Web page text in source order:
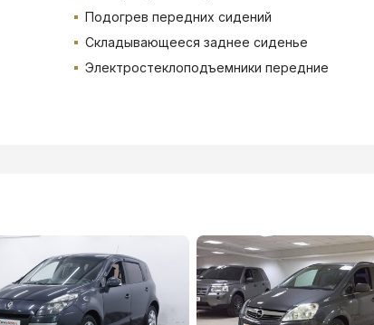
Подогрев передних сидений
Складывающееся заднее сиденье
Электростеклоподъемники передние
ТИНЬКОФФ